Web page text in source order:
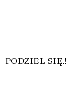
PODZIEL SIĘ.!